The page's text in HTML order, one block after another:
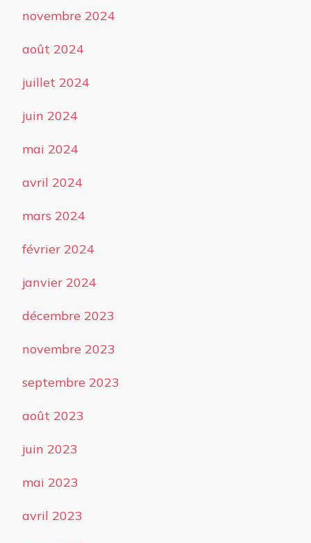
novembre 2024
août 2024
juillet 2024
juin 2024
mai 2024
avril 2024
mars 2024
février 2024
janvier 2024
décembre 2023
novembre 2023
septembre 2023
août 2023
juin 2023
mai 2023
avril 2023